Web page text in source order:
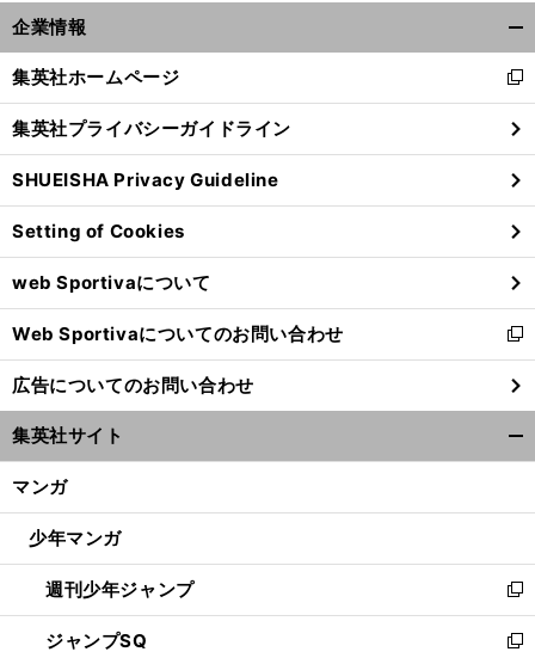
企業情報
閉
る
集英社ホームページ
新
し
い
ウ
ィ
ン
ド
ウ
で
開
く
集英社プライバシーガイドライン
SHUEISHA Privacy Guideline
Setting of Cookies
web Sportivaについて
Web Sportivaについてのお問い合わせ
新
し
い
ウ
ィ
ン
ウ
開
く
広告についてのお問い合わせ
集英社サイト
マンガ
少年マンガ
週刊少年ジャンプ
新
し
い
ジャンプSQ
新